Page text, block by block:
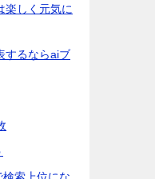
楽しく元気に
するならaiブ
索上位にな